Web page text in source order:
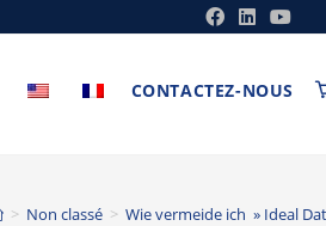
CONTACTEZ-NOUS
> Non classé > Wie vermeide ich » Ideal